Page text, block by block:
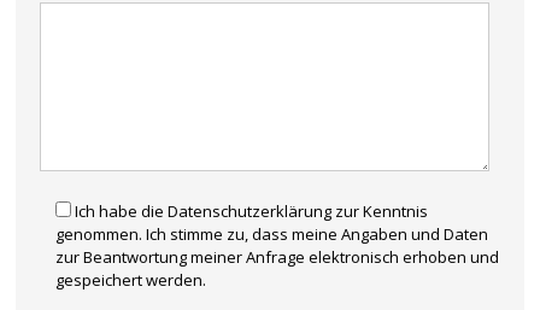
Ich habe die Datenschutzerklärung zur Kenntnis
genommen. Ich stimme zu, dass meine Angaben und Daten
zur Beantwortung meiner Anfrage elektronisch erhoben und
gespeichert werden.